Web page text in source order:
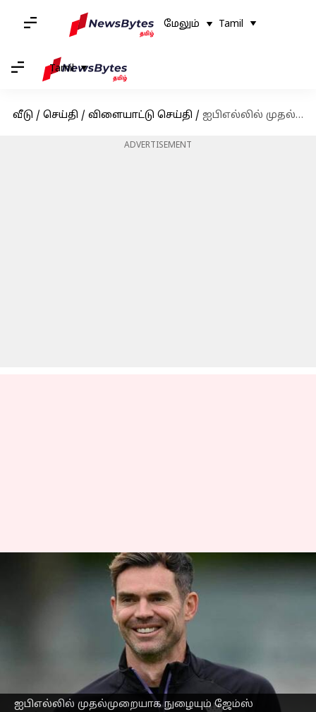
மேலும் Tamil
Tamil
வீடு / செய்தி / விளையாட்டு செய்தி / ஐபிஎல்லில் முதல்முறையாக நுழையும் ஜேம்ஸ் ஆண்டர்சன்; சிஎஸ்கேவில் இணைய வாய்ப்புள்ளதாக தகவல்
ADVERTISEMENT
ஐபிஎல்லில் முதல்முறையாக நுழையும் ஜேம்ஸ்
ஐபிஎல்லில்
முதல்முறையாக நுழையும்
ஜேம்ஸ் ஆண்டர்சன்;
சிஎஸ்கேவில் இணைய
வாய்ப்புள்ளதாக தகவல்
Sekar Chinnappan Nov 10, 2024